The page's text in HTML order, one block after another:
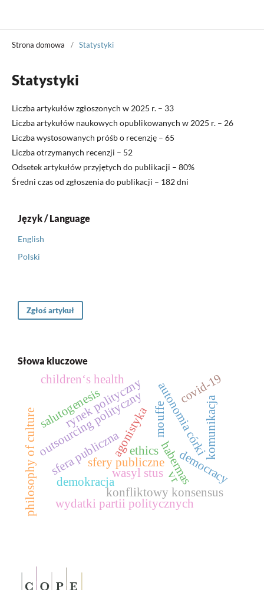
Strona domowa / Statystyki
Statystyki
Liczba artykułów zgłoszonych w 2025 r. – 33
Liczba artykułów naukowych opublikowanych w 2025 r. – 26
Liczba wystosowanych próśb o recenzję – 65
Liczba otrzymanych recenzji – 52
Odsetek artykułów przyjętych do publikacji – 80%
Średni czas od zgłoszenia do publikacji – 182 dni
Język / Language
English
Polski
Zgłoś artykuł
Słowa kluczowe
sfera publicznasfery publiczne
demokracja
agonistyka
konfliktowy konsensus
habermas
mouffe
outsourcing polityczny
rynek polityczny
wydatki partii politycznych
autonomia córkikomunikacja
covid-19
ethics
philosophy of culture
children‘s health
salutogenesis
democracy
wasyl stus vr